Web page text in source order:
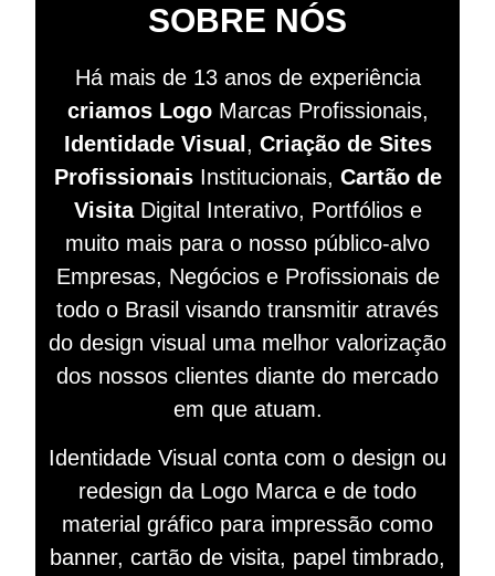
SOBRE NÓS
Há mais de 13 anos de experiência
criamos LogoMarcas Profissionais,
Identidade Visual, Criação de Sites
ProfissionaisInstitucionais, Cartão de
VisitaDigital Interativo, Portfólios e
muito mais para o nosso público-alvo
Empresas, Negócios e Profissionais de
todo o Brasil visando transmitir através
do design visual uma melhor valorização
dos nossos clientes diante do mercado
em que atuam.
Identidade Visual conta com o design ou
redesign da Logo Marca e de todo
material gráfico para impressão como
banner, cartão de visita, papel timbrado,